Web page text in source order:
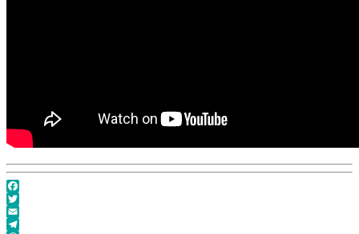
Facebook
Twitter
Email